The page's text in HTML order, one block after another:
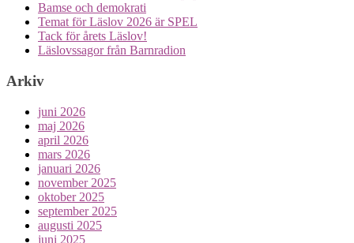
Bamse och demokrati
Temat för Läslov 2026 är SPEL
Tack för årets Läslov!
Läslovssagor från Barnradion
Arkiv
juni 2026
maj 2026
april 2026
mars 2026
januari 2026
november 2025
oktober 2025
september 2025
augusti 2025
juni 2025